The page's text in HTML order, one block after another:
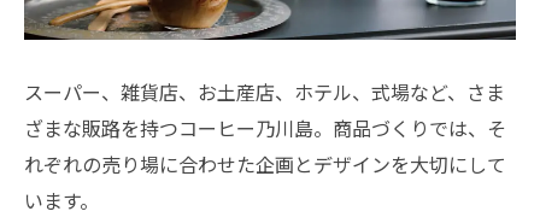
スーパー、雑貨店、お土産店、ホテル、式場など、さま
ざまな販路を持つコーヒー乃川島。商品づくりでは、そ
れぞれの売り場に合わせた企画とデザインを大切にして
います。